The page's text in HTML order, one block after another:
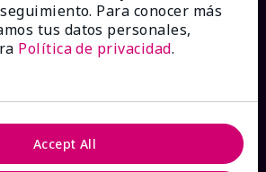
Para conocer más
tus datos personales,
Política de privacidad.
Accept All